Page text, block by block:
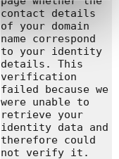
contact details
of your domain
name correspond
to your identity
details. This
verification
failed because we
were unable to
retrieve your
identity data and
therefore could
not verify it.